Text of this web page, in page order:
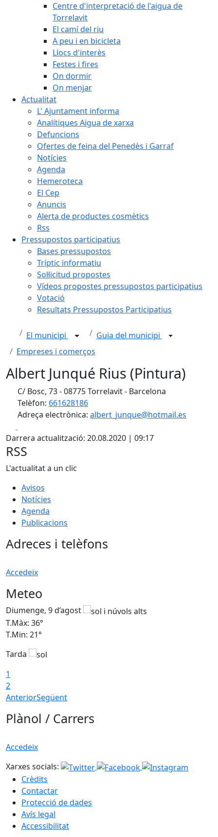
Centre d'interpretació de l'aigua de
Torrelavit
El camí del riu
A peu i en bicicleta
Llocs d'interès
Festes i fires
On dormir
On menjar
Actualitat
L' Ajuntament informa
Analítiques Aigua de xarxa
Defuncions
Ofertes de feina del Penedès i Garraf
Notícies
Agenda
Hemeroteca
El Cep
Anuncis
Alerta de productes cosmètics
Rss
Pressupostos participatius
Bases pressupostos
Tríptic informatiu
Sol·licitud propostes
Vídeos propostes pressupostos participatius
Votació
Resultats Pressupostos Participatius
El municipi
Guia del municipi
Empreses i comerços
Albert Junqué Rius (Pintura)
C/ Bosc, 73 - 08775 Torrelavit - Barcelona
Telèfon: 661628186
Adreça electrònica: albert_junque@hotmail.es
Darrera actualització: 20.08.2020 | 09:17
RSS
L'actualitat a un clic
Avisos
Notícies
Agenda
Publicacions
Adreces i telèfons
Accedeix
Meteo
Diumenge, 9 d’agost
T.Màx: 36°
T.Min: 21°
Tarda
1
2
AnteriorSegüent
Plànol / Carrers
Accedeix
Xarxes socials:
Crèdits
Contactar
Protecció de dades
Avís legal
Accessibilitat